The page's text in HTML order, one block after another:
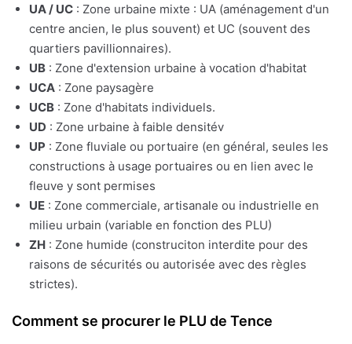
UA / UC : Zone urbaine mixte : UA (aménagement d'un
centre ancien, le plus souvent) et UC (souvent des
quartiers pavillionnaires).
UB : Zone d'extension urbaine à vocation d'habitat
UCA : Zone paysagère
UCB : Zone d'habitats individuels.
UD : Zone urbaine à faible densitév
UP : Zone fluviale ou portuaire (en général, seules les
constructions à usage portuaires ou en lien avec le
fleuve y sont permises
UE : Zone commerciale, artisanale ou industrielle en
milieu urbain (variable en fonction des PLU)
ZH : Zone humide (construciton interdite pour des
raisons de sécurités ou autorisée avec des règles
strictes).
Comment se procurer le PLU de Tence